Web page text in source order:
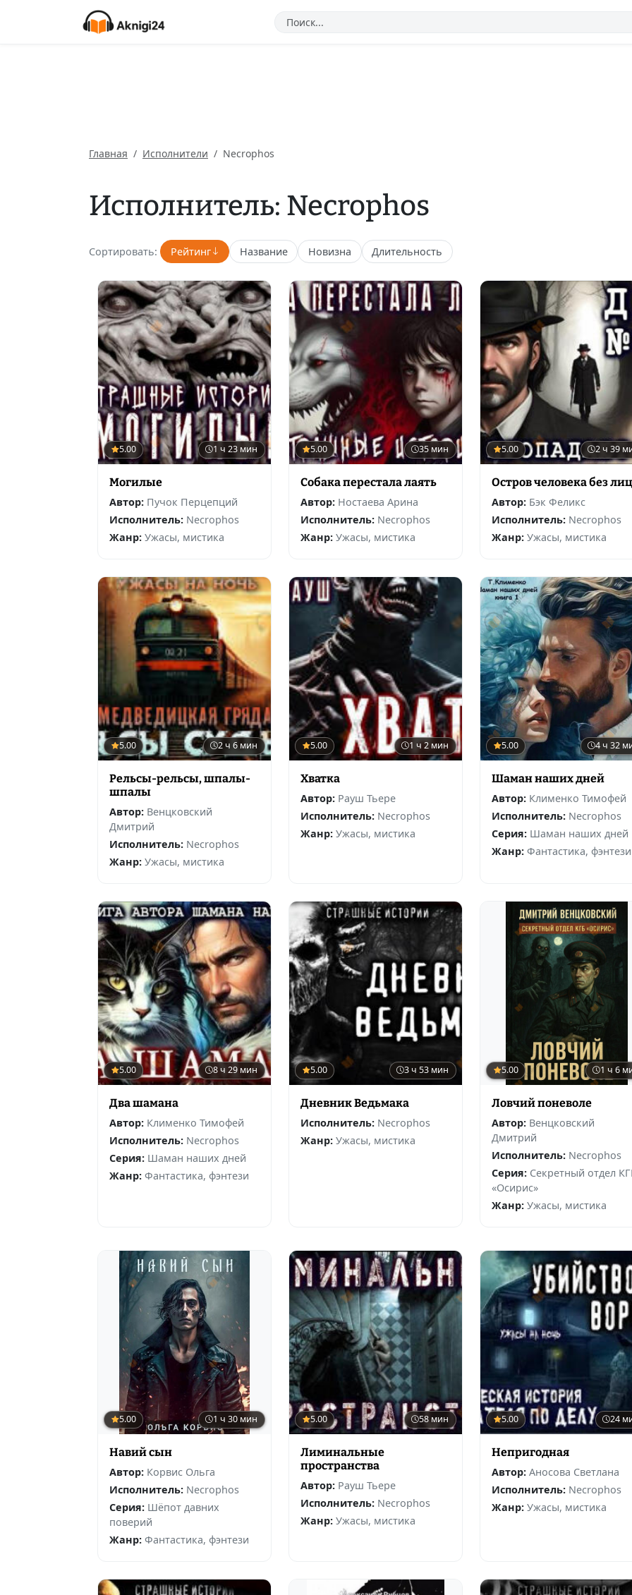
Главная Исполнители Necrophos
Исполнитель: Necrophos
Сортировать: Рейтинг Название Новизна Длительность
5.00 1 ч 23 мин
Могилые
Автор: Пучок Перцепций
Исполнитель: Necrophos
Жанр: Ужасы, мистика
5.00 35 мин
Собака перестала лаять
Автор: Ностаева Арина
Исполнитель: Necrophos
Жанр: Ужасы, мистика
5.00 2 ч 39
Остров человека без
Автор: Бэк Феликс
Исполнитель: Necrophos
Жанр: Ужасы, мистика
5.00 2 ч 6 мин
Рельсы-рельсы, шпалы-
шпалы
Автор: Венцковский
Дмитрий
Исполнитель: Necrophos
Жанр: Ужасы, мистика
5.00 1 ч 2 мин
Хватка
Автор: Рауш Тьере
Исполнитель: Necrophos
Жанр: Ужасы, мистика
5.00 4 ч 32
Шаман наших дней
Автор: Клименко Тимофей
Исполнитель: Necrophos
Серия: Шаман наших дней
Жанр: Фантастика, фэнтези
5.00 8 ч 29 мин
Два шамана
Автор: Клименко Тимофей
Исполнитель: Necrophos
Серия: Шаман наших дней
Жанр: Фантастика, фэнтези
5.00 3 ч 53 мин
Дневник Ведьмака
Исполнитель: Necrophos
Жанр: Ужасы, мистика
5.00 1 ч 6
Ловчий поневоле
Автор: Венцковский
Дмитрий
Исполнитель: Necrophos
Серия: Секретный отдел
«Осирис»
Жанр: Ужасы, мистика
5.00 1 ч 30 мин
Навий сын
Автор: Корвис Ольга
Исполнитель: Necrophos
Серия: Шёпот давних
поверий
Жанр: Фантастика, фэнтези
5.00 58 мин
Лиминальные
пространства
Автор: Рауш Тьере
Исполнитель: Necrophos
Жанр: Ужасы, мистика
5.00 24
Непригодная
Автор: Аносова Светлана
Исполнитель: Necrophos
Жанр: Ужасы, мистика